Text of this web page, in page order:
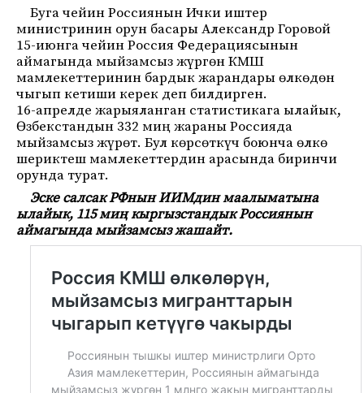
Буга чейин Россиянын Ички иштер
министринин орун басары Александр Горовой
15-июнга чейин Россия Федерациясынын
аймагында мыйзамсыз жүргөн КМШ
мамлекеттеринин бардык жарандары өлкөдөн
чыгып кетиши керек деп билдирген.
16-апрелде жарыяланган статистикага ылайык,
Өзбекстандын 332 миң жараны Россияда
мыйзамсыз жүрөт. Бул көрсөткүч боюнча өлкө
шериктеш мамлекеттердин арасында биринчи
орунда турат.
Эске салсак РФнын ИИМдин маалыматына
ылайык, 115 миң кыргызстандык Россиянын
аймагында мыйзамсыз жашайт.